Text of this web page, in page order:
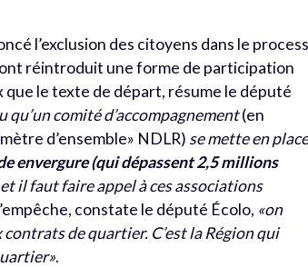
l’exclusion des citoyens dans le
réintroduit une forme de participation
que le texte de départ, résume le député
qu’un comité d’accompagnement(en
d’ensemble» NDLR) se mette en
envergure (qui dépassent 2,5 millions
il faut faire appel à ces associations
constate le député Écolo, «on
de quartier. C’est la Région qui
.